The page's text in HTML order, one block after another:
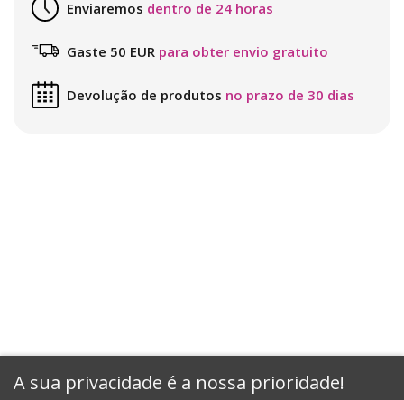
A sua privacidade é a nossa prioridade!
Enviaremos dentro de 24 horas
Gaste 50 EUR para obter envio gratuito
Devolução de produtos no prazo de 30 dias